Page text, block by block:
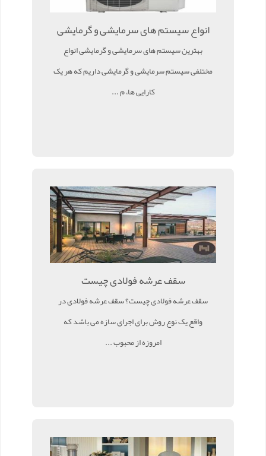
انواع سیستم های سرمایشی و گرمایشی
بهترین سیستم های سرمایشی و گرمایشی انواع
مختلفی سیستم سرمایشی و گرمایشی داریم که هر یک
کارایی ها، م ...
سقف عرشه فولادی چیست
سقف عرشه فولادی چیست؟ سقف عرشه فولادی در
واقع یک نوع روش برای اجرای سازه می باشد که
امروزه از محبوب ...